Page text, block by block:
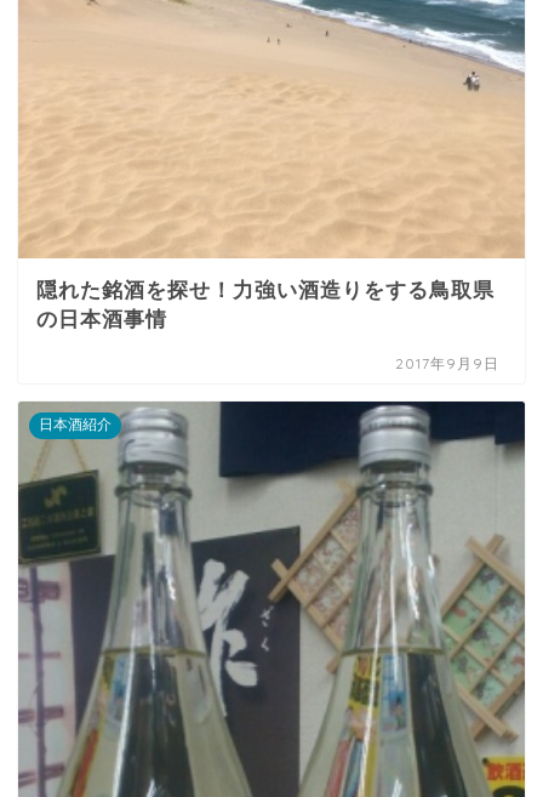
隠れた銘酒を探せ！力強い酒造りをする鳥取県
の日本酒事情
2017年9月9日
日本酒紹介